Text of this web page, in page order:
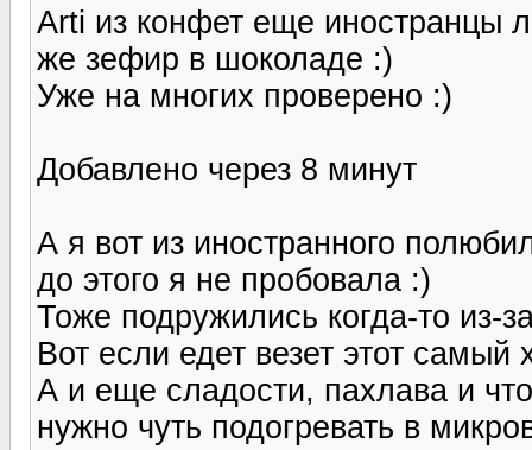
Arti из конфет еще иностранцы
же зефир в шоколаде :)
Уже на многих проверено :)
Добавлено через 8 минут
А я вот из иностранного
до этого я не пробовала :)
Тоже подружились когда-то из-
Вот если едет везет этот
А и еще сладости, пахлава и
нужно чуть подогревать в